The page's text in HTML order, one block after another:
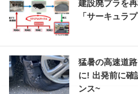
建設廃プラを
「サーキュラ
猛暑の高速道
に! 出発前に確
ンス~